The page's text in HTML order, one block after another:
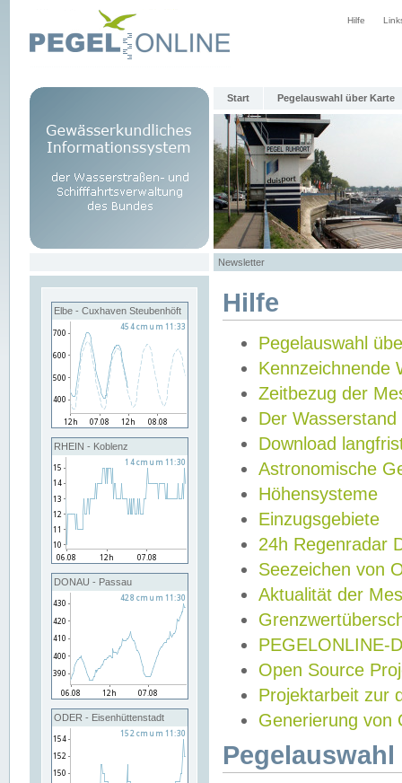
Hilfe
Start Pegelauswahl über Karte
Newsletter
Elbe - Cuxhaven Steubenhöft
RHEIN - Koblenz
DONAU - Passau
ODER - Eisenhüttenstadt
Hilfe
Pegelauswahl
Kennzeichnende
Zeitbezug der
Der Wasserstand
Download
Astronomische
Höhensysteme
Einzugsgebiete
24h Regenradar
Seezeichen von
Aktualität der
PEGELONLINE-
Open Source
Projektarbeit zur
Generierung von